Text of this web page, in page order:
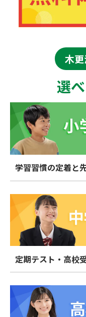
木
選
学習習慣の定着と
定期テスト・高校